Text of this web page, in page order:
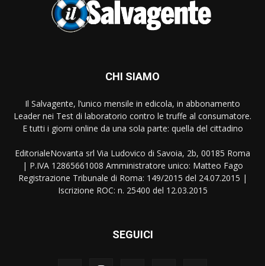
CHI SIAMO
Il Salvagente, l’unico mensile in edicola, in abbonamento
Leader nei Test di laboratorio contro le truffe al consumatore.
E tutti i giorni online da una sola parte: quella del cittadino
EditorialeNovanta srl Via Ludovico di Savoia, 2b, 00185 Roma
| P.IVA 12865661008 Amministratore unico: Matteo Fago
Registrazione Tribunale di Roma: 149/2015 del 24.07.2015 |
Iscrizione ROC: n. 25400 del 12.03.2015
SEGUICI